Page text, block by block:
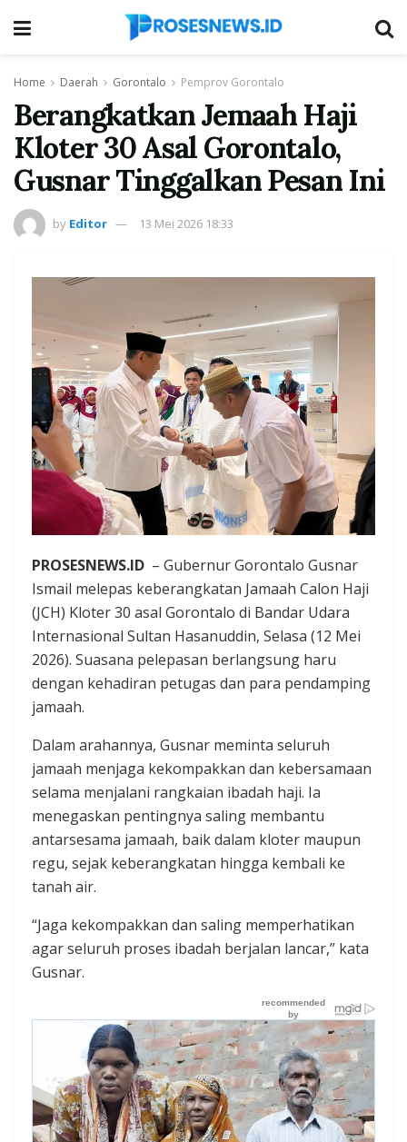
Home Daerah Gorontalo Pemprov Gorontalo
Berangkatkan Jemaah Haji
Kloter 30 Asal Gorontalo,
Gusnar Tinggalkan Pesan Ini
by Editor 13 Mei 2026 18:33
PROSESNEWS.ID – Gubernur Gorontalo Gusnar
Ismail melepas keberangkatan Jamaah Calon Haji
(JCH) Kloter 30 asal Gorontalo di Bandar Udara
Internasional Sultan Hasanuddin, Selasa (12 Mei
2026). Suasana pelepasan berlangsung haru
dengan kehadiran petugas dan para pendamping
jamaah.
Dalam arahannya, Gusnar meminta seluruh
jamaah menjaga kekompakkan dan kebersamaan
selama menjalani rangkaian ibadah haji. Ia
menegaskan pentingnya saling membantu
antarsesama jamaah, baik dalam kloter maupun
regu, sejak keberangkatan hingga kembali ke
tanah air.
“Jaga kekompakkan dan saling memperhatikan
agar seluruh proses ibadah berjalan lancar,” kata
Gusnar.